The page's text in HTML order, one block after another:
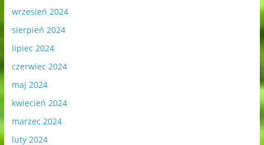
wrzesień 2024
sierpień 2024
lipiec 2024
czerwiec 2024
maj 2024
kwiecień 2024
marzec 2024
luty 2024